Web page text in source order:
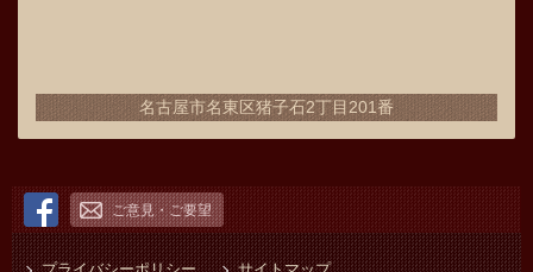
名古屋市名東区猪子石2丁目201番
ご意見・ご要望